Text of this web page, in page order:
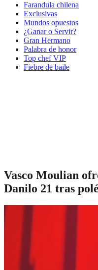
Farandula chilena
Exclusivas
Mundos opuestos
¿Ganar o Servir?
Gran Hermano
Palabra de honor
Top chef VIP
Fiebre de baile
Vasco Moulian
Danilo 21 tras